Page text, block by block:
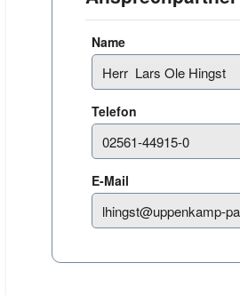
Name
Telefon
E-Mail